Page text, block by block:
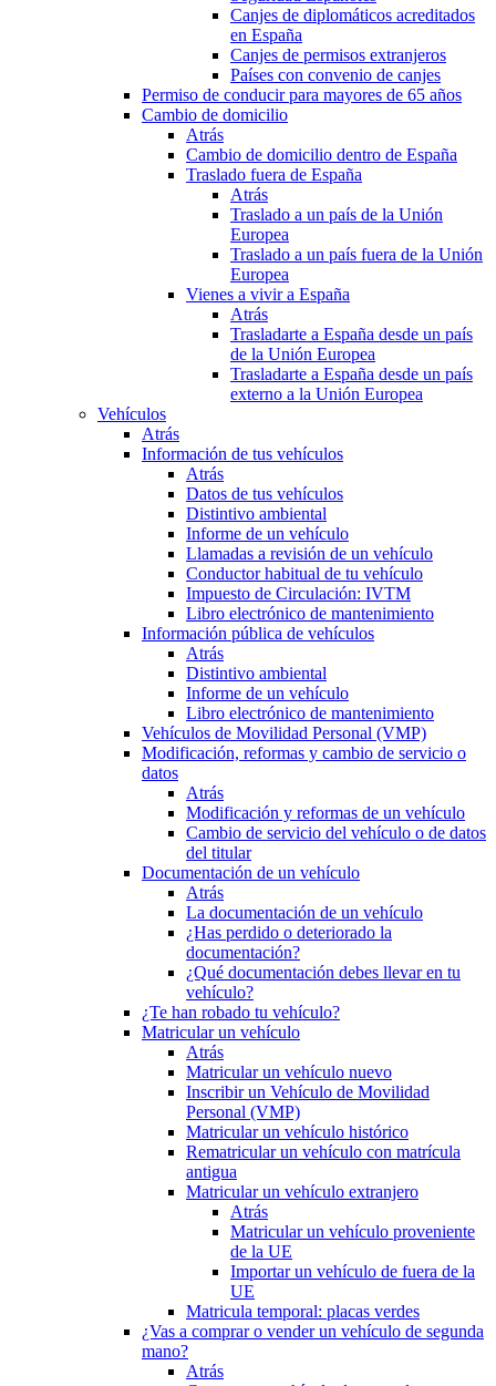
Canjes de diplomáticos acreditados
en España
Canjes de permisos extranjeros
Países con convenio de canjes
Permiso de conducir para mayores de 65 años
Cambio de domicilio
Atrás
Cambio de domicilio dentro de España
Traslado fuera de España
Atrás
Traslado a un país de la Unión
Europea
Traslado a un país fuera de la Unión
Europea
Vienes a vivir a España
Atrás
Trasladarte a España desde un país
de la Unión Europea
Trasladarte a España desde un país
externo a la Unión Europea
Vehículos
Atrás
Información de tus vehículos
Atrás
Datos de tus vehículos
Distintivo ambiental
Informe de un vehículo
Llamadas a revisión de un vehículo
Conductor habitual de tu vehículo
Impuesto de Circulación: IVTM
Libro electrónico de mantenimiento
Información pública de vehículos
Atrás
Distintivo ambiental
Informe de un vehículo
Libro electrónico de mantenimiento
Vehículos de Movilidad Personal (VMP)
Modificación, reformas y cambio de servicio o
datos
Atrás
Modificación y reformas de un vehículo
Cambio de servicio del vehículo o de datos
del titular
Documentación de un vehículo
Atrás
La documentación de un vehículo
¿Has perdido o deteriorado la
documentación?
¿Qué documentación debes llevar en tu
vehículo?
¿Te han robado tu vehículo?
Matricular un vehículo
Atrás
Matricular un vehículo nuevo
Inscribir un Vehículo de Movilidad
Personal (VMP)
Matricular un vehículo histórico
Rematricular un vehículo con matrícula
antigua
Matricular un vehículo extranjero
Atrás
Matricular un vehículo proveniente
de la UE
Importar un vehículo de fuera de la
UE
Matricula temporal: placas verdes
¿Vas a comprar o vender un vehículo de segunda
mano?
Atrás